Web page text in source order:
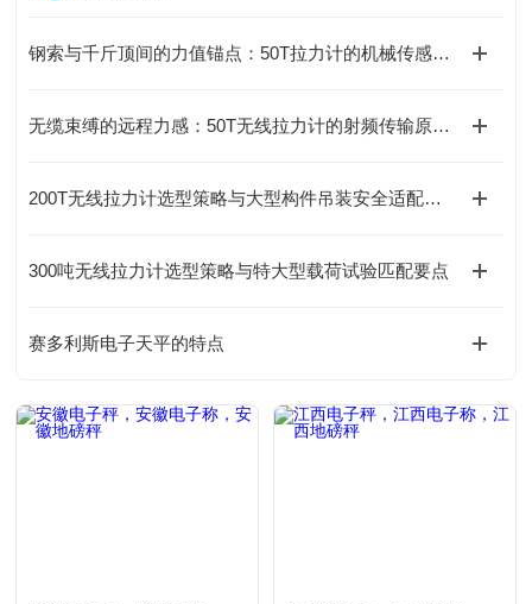
钢索与千斤顶间的力值锚点：50T拉力计的机械传感原理详解
无缆束缚的远程力感：50T无线拉力计的射频传输原理与测力实践
200T无线拉力计选型策略与大型构件吊装安全适配要点
300吨无线拉力计选型策略与特大型载荷试验匹配要点
赛多利斯电子天平的特点